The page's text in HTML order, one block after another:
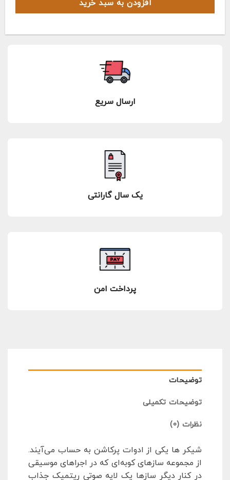
افزودن به سبد خرید
ارسال سریع
یک سال گارانتی
پرداخت امن
توضیحات
توضیحات تکمیلی
نظرات (0)
شیکر ها یکی از ادوات پرکاشن به حساب می‌آیند.
از مجموعه سازهای کوبه‌ای که در اجراهای موسیقی
در کنار دیگر سازها یک لایه صوتی ریتمیک جذاب